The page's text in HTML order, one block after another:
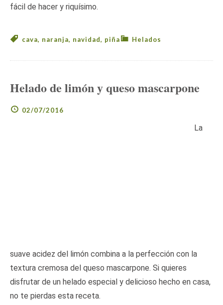
fácil de hacer y riquísimo.
Helados
cava, naranja, navidad, piña
Helado de limón y queso mascarpone
02/07/2016
La
suave acidez del limón combina a la perfección con la
textura cremosa del queso mascarpone. Si quieres
disfrutar de un helado especial y delicioso hecho en casa,
no te pierdas esta receta.